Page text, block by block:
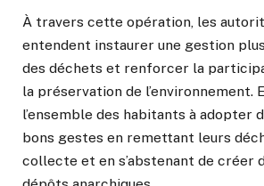
À travers cette opération, les
entendent instaurer une gestion
des déchets et renforcer la
la préservation de l’environnement.
l’ensemble des habitants à adopter
bons gestes en remettant leurs
collecte et en s’abstenant de créer